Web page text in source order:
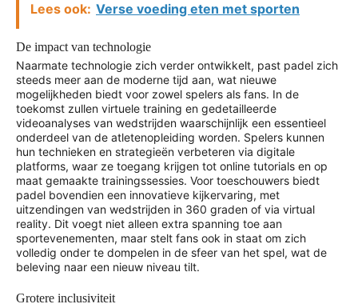
Lees ook: Verse voeding eten met sporten
De impact van technologie
Naarmate technologie zich verder ontwikkelt, past padel zich
steeds meer aan de moderne tijd aan, wat nieuwe
mogelijkheden biedt voor zowel spelers als fans. In de
toekomst zullen virtuele training en gedetailleerde
videoanalyses van wedstrijden waarschijnlijk een essentieel
onderdeel van de atletenopleiding worden. Spelers kunnen
hun technieken en strategieën verbeteren via digitale
platforms, waar ze toegang krijgen tot online tutorials en op
maat gemaakte trainingssessies. Voor toeschouwers biedt
padel bovendien een innovatieve kijkervaring, met
uitzendingen van wedstrijden in 360 graden of via virtual
reality. Dit voegt niet alleen extra spanning toe aan
sportevenementen, maar stelt fans ook in staat om zich
volledig onder te dompelen in de sfeer van het spel, wat de
beleving naar een nieuw niveau tilt.
Grotere inclusiviteit